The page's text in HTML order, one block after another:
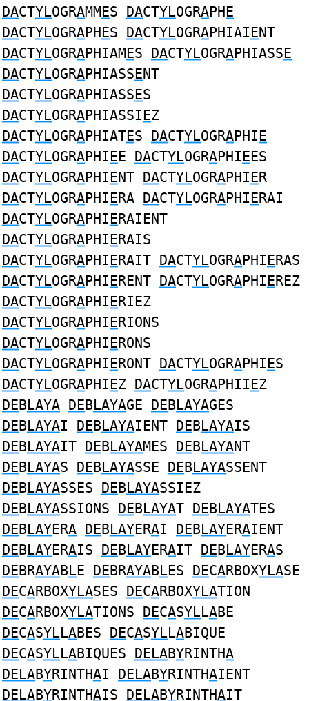
DACTYLOGRAMMES DACTYLOGRAPHE
DACTYLOGRAPHES DACTYLOGRAPHIAIENT
DACTYLOGRAPHIAMES DACTYLOGRAPHIASSE
DACTYLOGRAPHIASSENT
DACTYLOGRAPHIASSES
DACTYLOGRAPHIASSIEZ
DACTYLOGRAPHIATES DACTYLOGRAPHIE
DACTYLOGRAPHIEE DACTYLOGRAPHIEES
DACTYLOGRAPHIENT DACTYLOGRAPHIER
DACTYLOGRAPHIERA DACTYLOGRAPHIERAI
DACTYLOGRAPHIERAIENT
DACTYLOGRAPHIERAIS
DACTYLOGRAPHIERAIT DACTYLOGRAPHIERAS
DACTYLOGRAPHIERENT DACTYLOGRAPHIEREZ
DACTYLOGRAPHIERIEZ
DACTYLOGRAPHIERIONS
DACTYLOGRAPHIERONS
DACTYLOGRAPHIERONT DACTYLOGRAPHIES
DACTYLOGRAPHIEZ DACTYLOGRAPHIIEZ
DEBLAYA DEBLAYAGE DEBLAYAGES
DEBLAYAI DEBLAYAIENT DEBLAYAIS
DEBLAYAIT DEBLAYAMES DEBLAYANT
DEBLAYAS DEBLAYASSE DEBLAYASSENT
DEBLAYASSES DEBLAYASSIEZ
DEBLAYASSIONS DEBLAYAT DEBLAYATES
DEBLAYERA DEBLAYERAI DEBLAYERAIENT
DEBLAYERAIS DEBLAYERAIT DEBLAYERAS
DEBRAYABLE DEBRAYABLES DECARBOXYLASE
DECARBOXYLASES DECARBOXYLATION
DECARBOXYLATIONS DECASYLLABE
DECASYLLABES DECASYLLABIQUE
DECASYLLABIQUES DELABYRINTHA
DELABYRINTHAI DELABYRINTHAIENT
DELABYRINTHAIS DELABYRINTHAIT